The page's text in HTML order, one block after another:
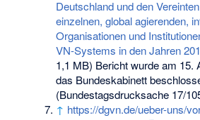
Deutschland und den
einzelnen, global agierenden,
Organisationen und
VN-Systems in den Jahren
1,1 MB) Bericht wurde am 15.
das Bundeskabinett
(Bundestagsdrucksache 17/
↑ https://dgvn.de/ueber-uns/